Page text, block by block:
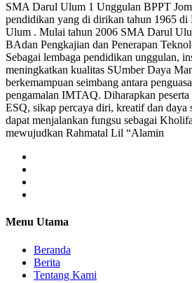
SMA Darul Ulum 1 Unggulan BPPT
pendidikan yang di dirikan tahun 1965 di
Ulum . Mulai tahun 2006 SMA Darul
BAdan Pengkajian dan Penerapan
Sebagai lembaga pendidikan unggulan,
meningkatkan kualitas SUmber Daya
berkemampuan seimbang antara
pengamalan IMTAQ. Diharapkan
ESQ, sikap percaya diri, kreatif dan daya
dapat menjalankan fungsu sebagai
mewujudkan Rahmatal Lil “Alamin
Menu Utama
Beranda
Berita
Tentang Kami